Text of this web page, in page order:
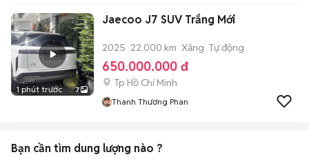
1 phút trước 7
Jaecoo J7 SUV Trắng Mới
2025 22.000 km Xăng Tự động
650.000.000 đ
Tp Hồ Chí Minh
Thanh Thương Phan
Bạn cần tìm dung lượng nào ?